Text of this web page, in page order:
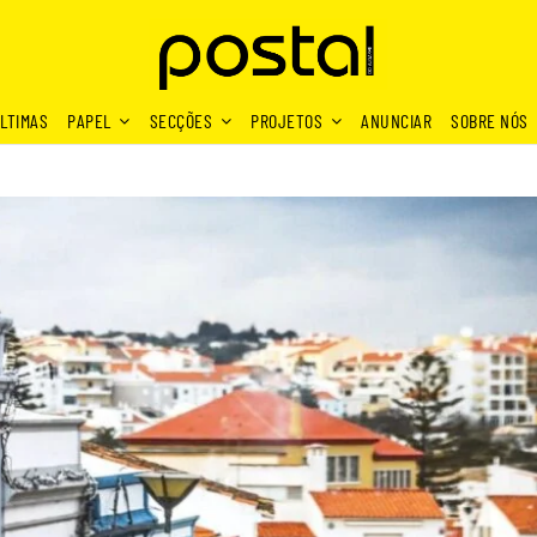
PAPEL SECÇÕES PROJETOS ANUNCIAR SOBRE NÓS